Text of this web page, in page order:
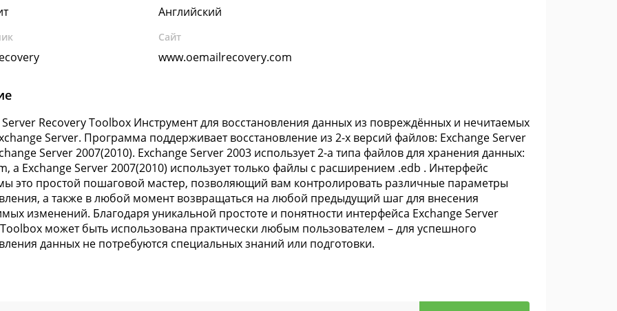
Английский
Сайт
www.oemailrecovery.com
Server Recovery Toolbox Инструмент для восстановления данных из повреждённых и нечитаемых
Server. Программа поддерживает восстановление из 2-х версий файлов: Exchange Server
Server 2007(2010). Exchange Server 2003 использует 2-а типа файлов для хранения данных:
а Exchange Server 2007(2010) использует только файлы с расширением .edb . Интерфейс
это простой пошаговой мастер, позволяющий вам контролировать различные параметры
а также в любой момент возвращаться на любой предыдущий шаг для внесения
изменений. Благодаря уникальной простоте и понятности интерфейса Exchange Server
может быть использована практически любым пользователем – для успешного
данных не потребуются специальных знаний или подготовки.